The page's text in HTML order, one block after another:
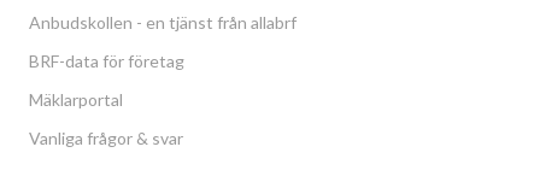
Anbudskollen - en tjänst från allabrf
BRF-data för företag
Mäklarportal
Vanliga frågor & svar